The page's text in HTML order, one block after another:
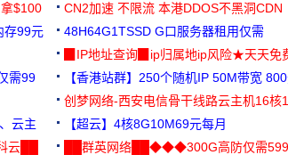
$100 CN2加速 不限流 本港DDOS不黑洞CDN
存99元
48H64G1TSSD G口服务器租用仅需
3000+可免费测试
▉IP地址查询▉ip归属地ip风险★天天免
需99
【香港站群】250个随机IP 50M带宽
创梦网络-西安电信骨干线路云主机16核
88元/月
云主
【超云】4核8G10M69元每月
云██
██群英网络██◆◆◆300G高防仅需